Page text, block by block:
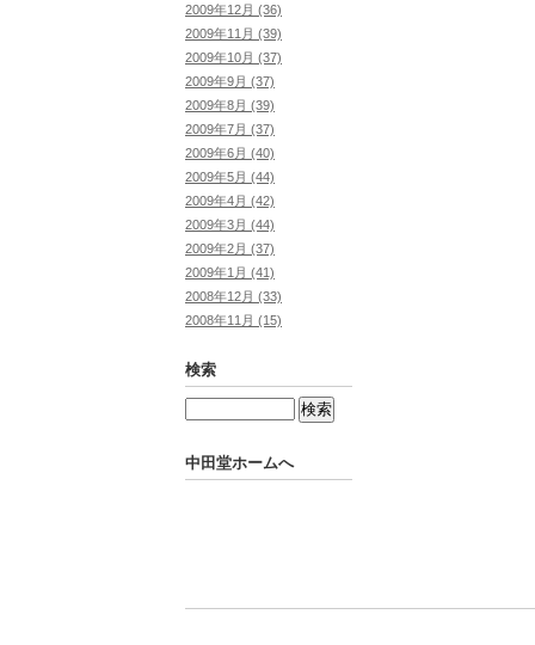
2009年12月 (36)
2009年11月 (39)
2009年10月 (37)
2009年9月 (37)
2009年8月 (39)
2009年7月 (37)
2009年6月 (40)
2009年5月 (44)
2009年4月 (42)
2009年3月 (44)
2009年2月 (37)
2009年1月 (41)
2008年12月 (33)
2008年11月 (15)
検索
中田堂ホームへ